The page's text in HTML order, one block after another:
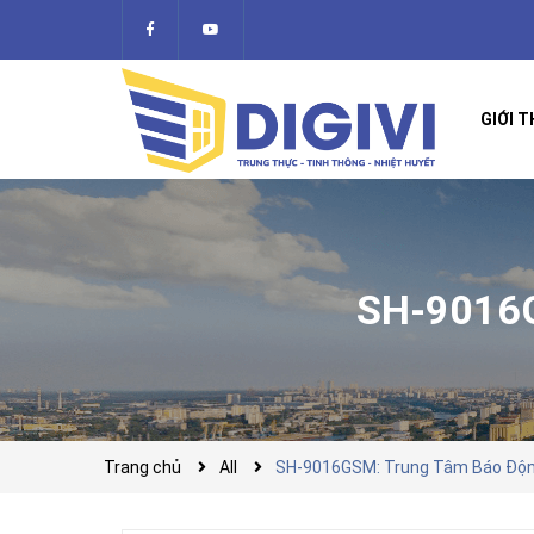
GIỚI
SH-
Trang chủ All SH-9016GSM: Trung Tâm Báo